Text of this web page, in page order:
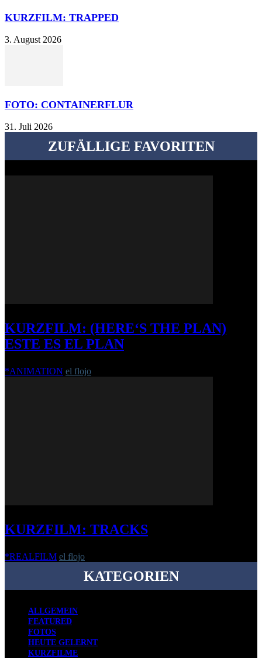
KURZFILM: TRAPPED
3. August 2026
FOTO: CONTAINERFLUR
31. Juli 2026
ZUFÄLLIGE FAVORITEN
KURZFILM: (HERE‘S THE PLAN)
ESTE ES EL PLAN
*ANIMATION el flojo
KURZFILM: TRACKS
*REALFILM el flojo
KATEGORIEN
ALLGEMEIN
FEATURED
FOTOS
HEUTE GELERNT
KURZFILME